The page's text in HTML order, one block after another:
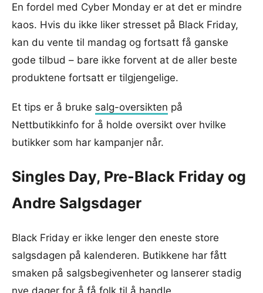
En fordel med Cyber Monday er at det er mindre
kaos. Hvis du ikke liker stresset på Black Friday,
kan du vente til mandag og fortsatt få ganske
gode tilbud – bare ikke forvent at de aller beste
produktene fortsatt er tilgjengelige.
Et tips er å bruke salg-oversikten på
Nettbutikkinfo for å holde oversikt over hvilke
butikker som har kampanjer når.
Singles Day, Pre-Black Friday og
Andre Salgsdager
Black Friday er ikke lenger den eneste store
salgsdagen på kalenderen. Butikkene har fått
smaken på salgsbegivenheter og lanserer stadig
nye dager for å få folk til å handle.